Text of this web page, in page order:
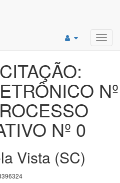
Nº
Nº 0
Vista (SC)